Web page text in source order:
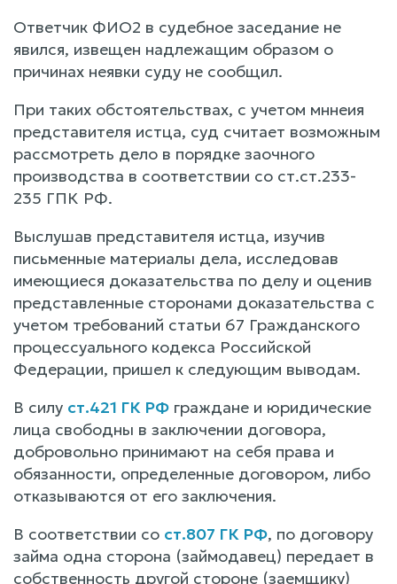
Ответчик ФИО2 в судебное заседание не
явился, извещен надлежащим образом о
причинах неявки суду не сообщил.
При таких обстоятельствах, с учетом мннеия
представителя истца, суд считает возможным
рассмотреть дело в порядке заочного
производства в соответствии со ст.ст.233-
235 ГПК РФ.
Выслушав представителя истца, изучив
письменные материалы дела, исследовав
имеющиеся доказательства по делу и оценив
представленные сторонами доказательства с
учетом требований статьи 67 Гражданского
процессуального кодекса Российской
Федерации, пришел к следующим выводам.
В силу ст.421 ГК РФ граждане и юридические
лица свободны в заключении договора,
добровольно принимают на себя права и
обязанности, определенные договором, либо
отказываются от его заключения.
В соответствии со ст.807 ГК РФ, по договору
займа одна сторона (займодавец) передает в
собственность другой стороне (заемщику)